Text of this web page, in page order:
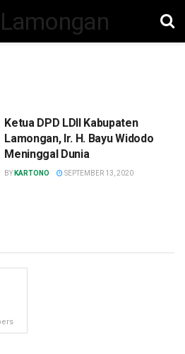
Ketua DPD LDII Kabupaten
Lamongan, Ir. H. Bayu Widodo
Meninggal Dunia
BY KARTONO SEPTEMBER 13, 2020